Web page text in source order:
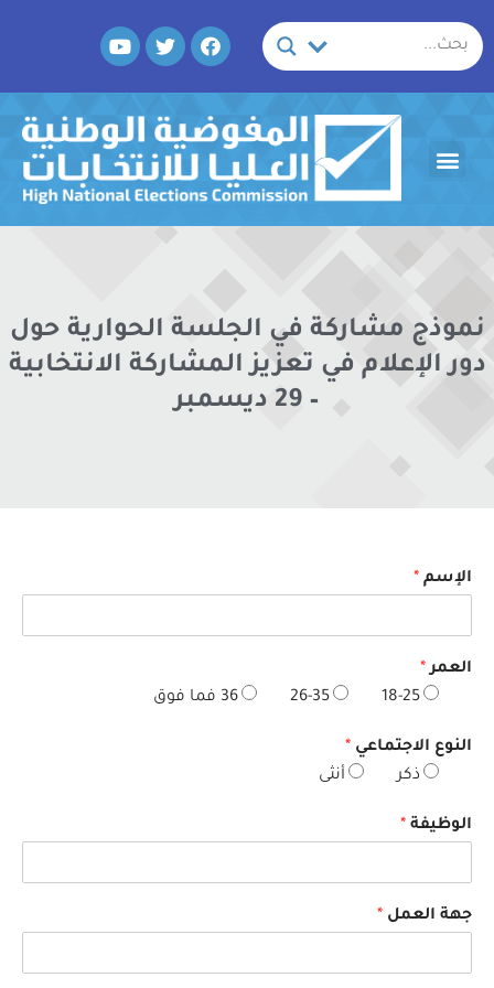
إلى
المحتوى
F
a
e
b
o
o
k
T
w
t
t
e
r
Y
o
t
b
e
Menu
نموذج مشاركة في الجلسة الحوارية حول
دور الإعلام في تعزيز المشاركة الانتخابية
– 29 ديسمبر
الإسم *
العمر*
18-25
26-35 36 فما فوق
النوع الاجتماعي *
ذكر
أنثى
الوظيفة *
جهة العمل *